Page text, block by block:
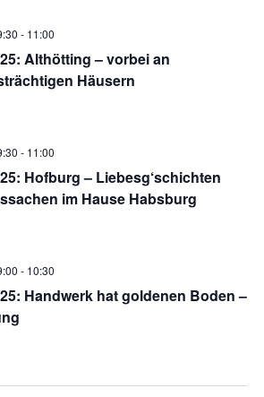
Althötting – vorbei an
Häusern
- 11:00
Hofburg – Liebesg‘schichten
im Hause Habsburg
- 11:00
Handwerk hat goldenen Boden –
- 10:30